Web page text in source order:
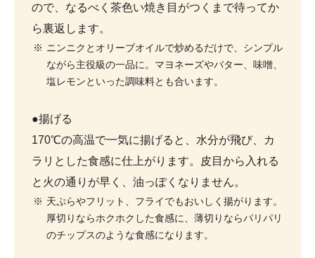
ので、なるべく茶色い焼き目がつくまで待ってか
ら裏返します。
ニンニクとオリーブオイルで炒めるだけで、シンプル
ながら主役級の一品に。マヨネーズやバター、味噌、
塩レモンといった調味料とも合います。
●揚げる
170℃の高温で一気に揚げると、水分が飛び、カ
ラリとした食感に仕上がります。皮目から入れる
と火の通りが早く、油っぽくなりません。
天ぷらやフリット、フライでもおいしく揚がります。
厚切りならホクホクした食感に、薄切りならパリパリ
のチップスのような食感になります。